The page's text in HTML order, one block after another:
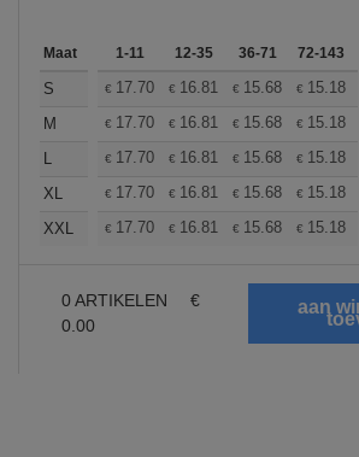
Maat 1-11 12-35 36-71 72-143
S € 17.70 € 16.81 € 15.68 € 15.18
M
€ 17.70 € 16.81 € 15.68 € 15.18
L
€ 17.70 € 16.81 € 15.68 € 15.18
XL
€ 17.70 € 16.81 € 15.68 € 15.18
XXL
€ 17.70 € 16.81 € 15.68 € 15.18
0 ARTIKELEN
€
0.00